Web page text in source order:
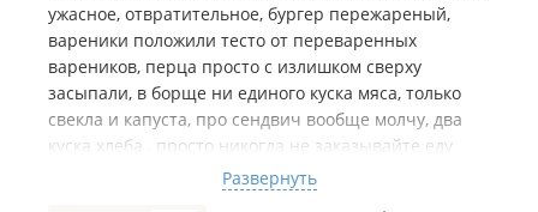
ужасное, отвратительное, бургер пережареный,
вареники положили тесто от переваренных
вареников, перца просто с излишком сверху
засыпали, в борще ни единого куска мяса, только
свекла и капуста, про сендвич вообще молчу, два
куска хлеба , просто никогда не заказывайте еду
там, все оценки на *** накручены!!!! Так же отзывы
накручены на ***. Никогда не заходите в это
Развернуть